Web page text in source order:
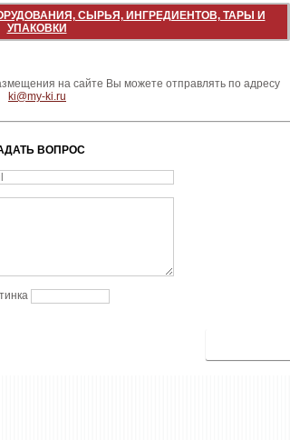
СЫРЬЯ, ИНГРЕДИЕНТОВ, ТАРЫ И
УПАКОВКИ
на сайте Вы можете отправлять по адресу
ki@my-ki.ru
ВОПРОС